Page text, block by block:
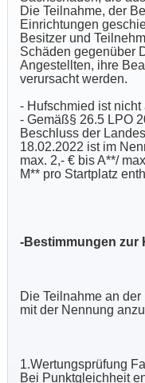
Die Teilnahme, der
Einrichtungen
Besitzer und
Schäden gegenüber
Angestellten, ihre
verursacht werden.
- Hufschmied ist nicht
- Gemäß§ 26.5 LPO
Beschluss der
18.02.2022 ist im
max. 2,- € bis A**/
M** pro Startplatz
-Bestimmungen zur
Die Teilnahme an
mit der Nennung
1.Wertungsprüfung
Bei Punktgleichheit